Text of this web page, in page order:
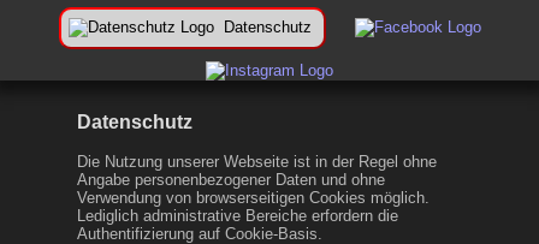
Datenschutz
Datenschutz
Die Nutzung unserer Webseite ist in der Regel ohne
Angabe personenbezogener Daten und ohne
Verwendung von browserseitigen Cookies möglich.
Lediglich administrative Bereiche erfordern die
Authentifizierung auf Cookie-Basis.